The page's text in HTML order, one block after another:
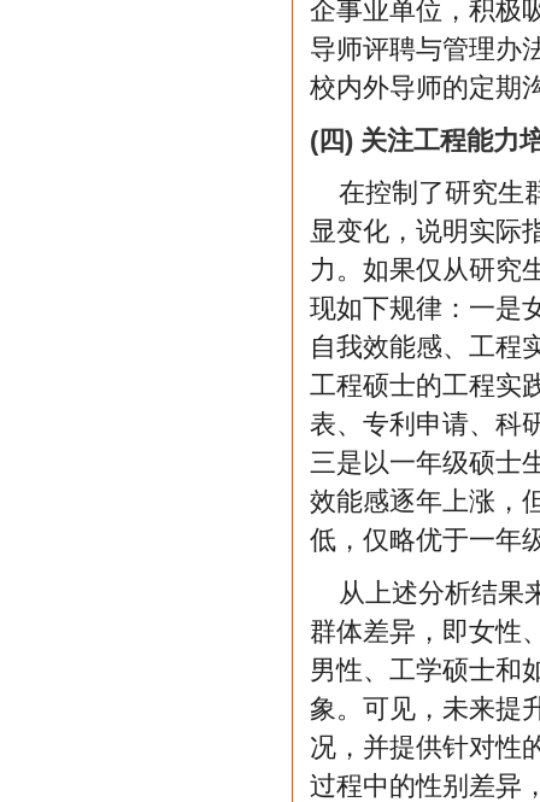
企事业单位，积极
导师评聘与管理办
校内外导师的定期
(四) 关注工程能力
在控制了研究生
显变化，说明实际
力。如果仅从研究
现如下规律：一是
自我效能感、工程
工程硕士的工程实
表、专利申请、科
三是以一年级硕士
效能感逐年上涨，
低，仅略优于一年
从上述分析结果
群体差异，即女性
男性、工学硕士和
象。可见，未来提
况，并提供针对性
过程中的性别差异